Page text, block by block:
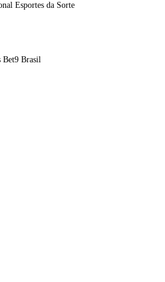
Esportes da Sorte
Bet9 Brasil